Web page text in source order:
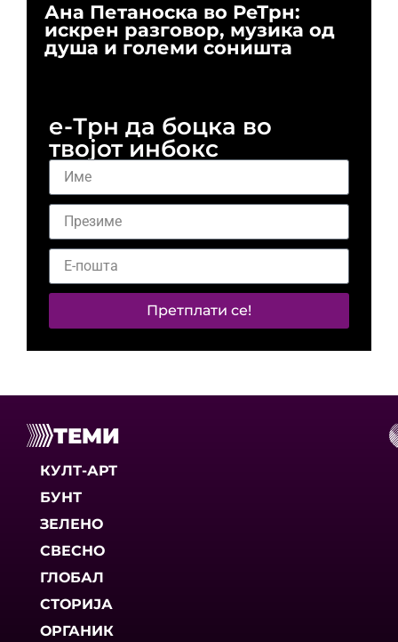
Ана Петаноска во РеТрн:
искрен разговор, музика од
душа и големи соништа
е-Трн да боцка во
твојот инбокс
Претплати се!
ТЕМИ
КУЛТ-АРТ
БУНТ
ЗЕЛЕНО
СВЕСНО
ГЛОБАЛ
СТОРИЈА
ОРГАНИК